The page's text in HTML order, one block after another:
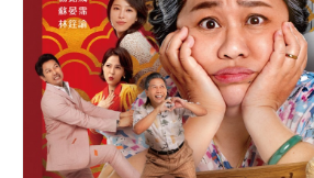
影城公告
影城活動
中獎名單